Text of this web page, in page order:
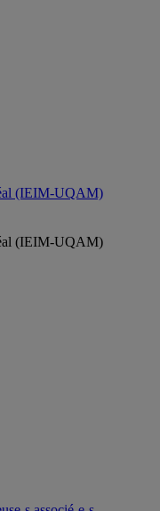
(IEIM-UQAM)
(IEIM-UQAM)